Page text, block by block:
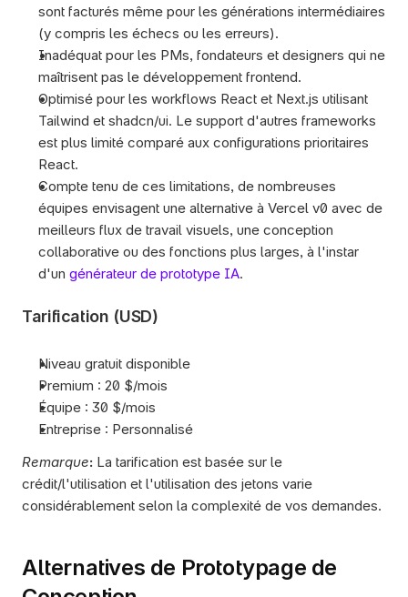
sont facturés même pour les générations intermédiaires
(y compris les échecs ou les erreurs).
Inadéquat pour les PMs, fondateurs et designers qui ne
maîtrisent pas le développement frontend.
Optimisé pour les workflows React et Next.js utilisant
Tailwind et shadcn/ui. Le support d'autres frameworks
est plus limité comparé aux configurations prioritaires
React.
Compte tenu de ces limitations, de nombreuses
équipes envisagent une alternative à Vercel v0 avec de
meilleurs flux de travail visuels, une conception
collaborative ou des fonctions plus larges, à l'instar
d'un générateur de prototype IA.
Tarification (USD)
Niveau gratuit disponible
Premium : 20 $/mois
Équipe : 30 $/mois
Entreprise : Personnalisé
Remarque: La tarification est basée sur le
crédit/l'utilisation et l'utilisation des jetons varie
considérablement selon la complexité de vos demandes.
Alternatives de Prototypage de